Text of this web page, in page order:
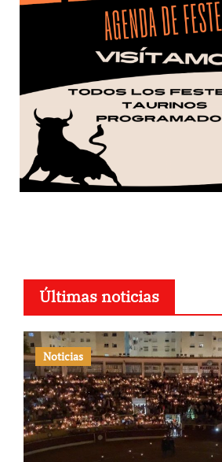
Últimas noticias
Noticias